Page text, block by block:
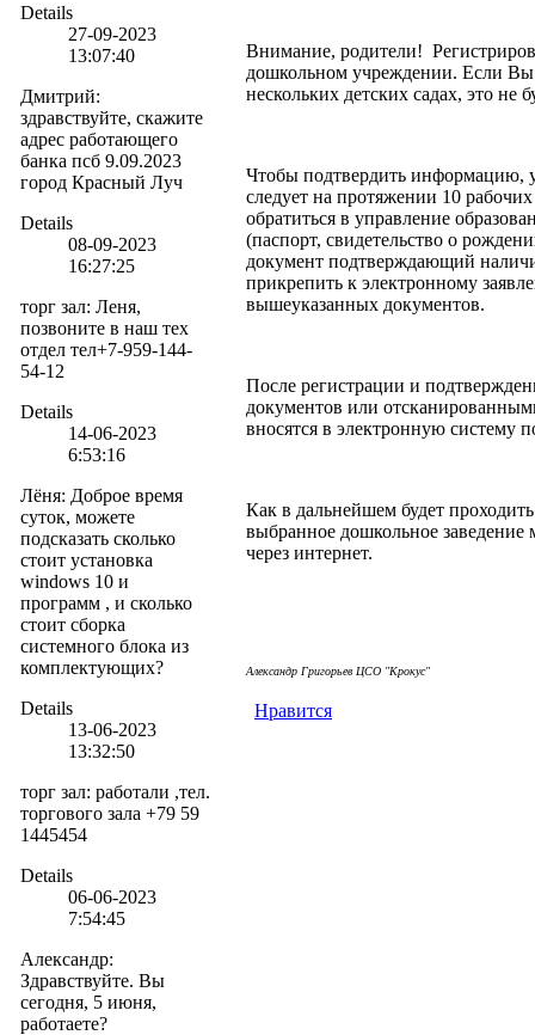
Details
27-09-2023
13:07:40
Дмитрий:
здравствуйте, скажите
адрес работающего
банка псб 9.09.2023
город Красный Луч
Details
08-09-2023
16:27:25
торг зал: Леня,
позвоните в наш тех
отдел тел+7-959-144-
54-12
Details
14-06-2023
6:53:16
Лёня: Доброе время
суток, можете
подсказать сколько
стоит установка
windows 10 и
программ , и сколько
стоит сборка
системного блока из
комплектующих?
Details
13-06-2023
13:32:50
торг зал: работали ,тел.
торгового зала +79 59
1445454
Details
06-06-2023
7:54:45
Александр:
Здравствуйте. Вы
сегодня, 5 июня,
работаете?
Внимание, родители!
дошкольном учреждении. Если Вы
нескольких детских садах, это не
Чтобы подтвердить информацию,
следует на протяжении 10
обратиться в управление
(паспорт, свидетельство о
документ подтверждающий
прикрепить к электронному
вышеуказанных документов.
После регистрации и
документов или
вносятся в электронную систему
Как в дальнейшем будет
выбранное дошкольное
через интернет.
Александр Григорьев ЦСО "Крокус"
Нравится